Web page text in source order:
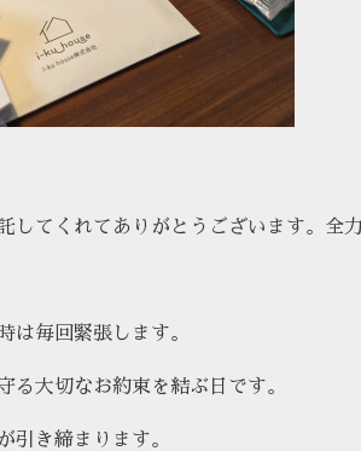
してくれてありがとうございます。全
は毎回緊張します。
る大切なお約束を結ぶ日です。
引き締まります。